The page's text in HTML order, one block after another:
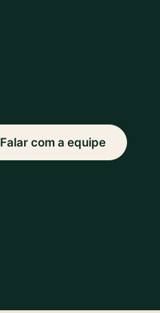
Falar com a equipe